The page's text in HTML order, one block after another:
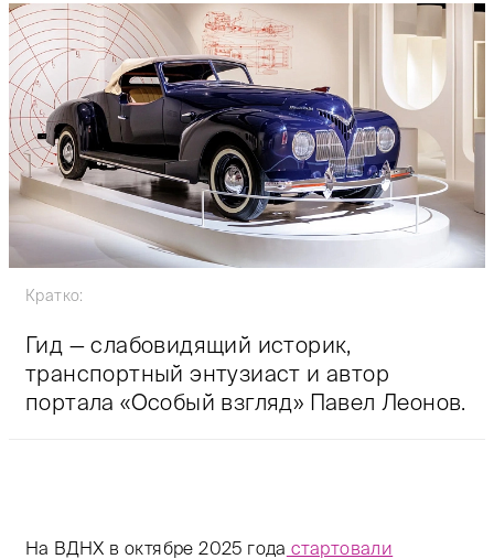
Кратко:
Гид — слабовидящий историк,
транспортный энтузиаст и автор
портала «Особый взгляд» Павел Леонов.
На ВДНХ в октябре 2025 года стартовали